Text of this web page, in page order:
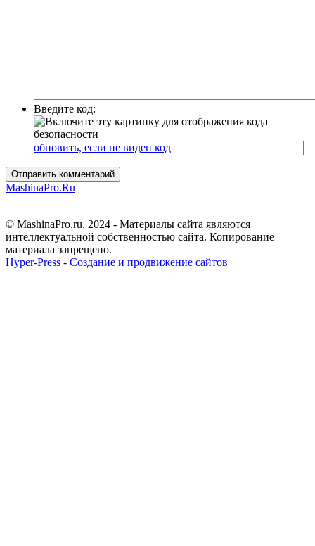
Введите код:
обновить, если не виден код
Отправить комментарий
MashinaPro.Ru
© MashinaPro.ru, 2024 - Материалы сайта являются
интеллектуальной собственностью сайта. Копирование
материала запрещено.
Hyper-Press - Создание и продвижение сайтов